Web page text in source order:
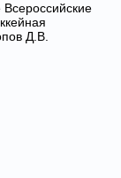
Д.В.